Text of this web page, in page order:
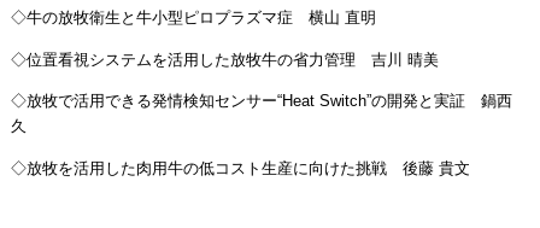
◇牛の放牧衛生と牛小型ピロプラズマ症 横山 直明
◇位置看視システムを活用した放牧牛の省力管理 吉川 晴美
◇放牧で活用できる発情検知センサー“Heat Switch”の開発と実証 鍋西
久
◇放牧を活用した肉用牛の低コスト生産に向けた挑戦 後藤 貴文